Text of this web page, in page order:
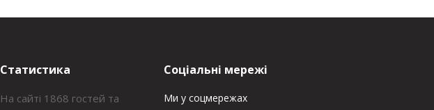
Статистика
На сайті 1868 гостей та
Соціальні мережі
Ми у соцмережах